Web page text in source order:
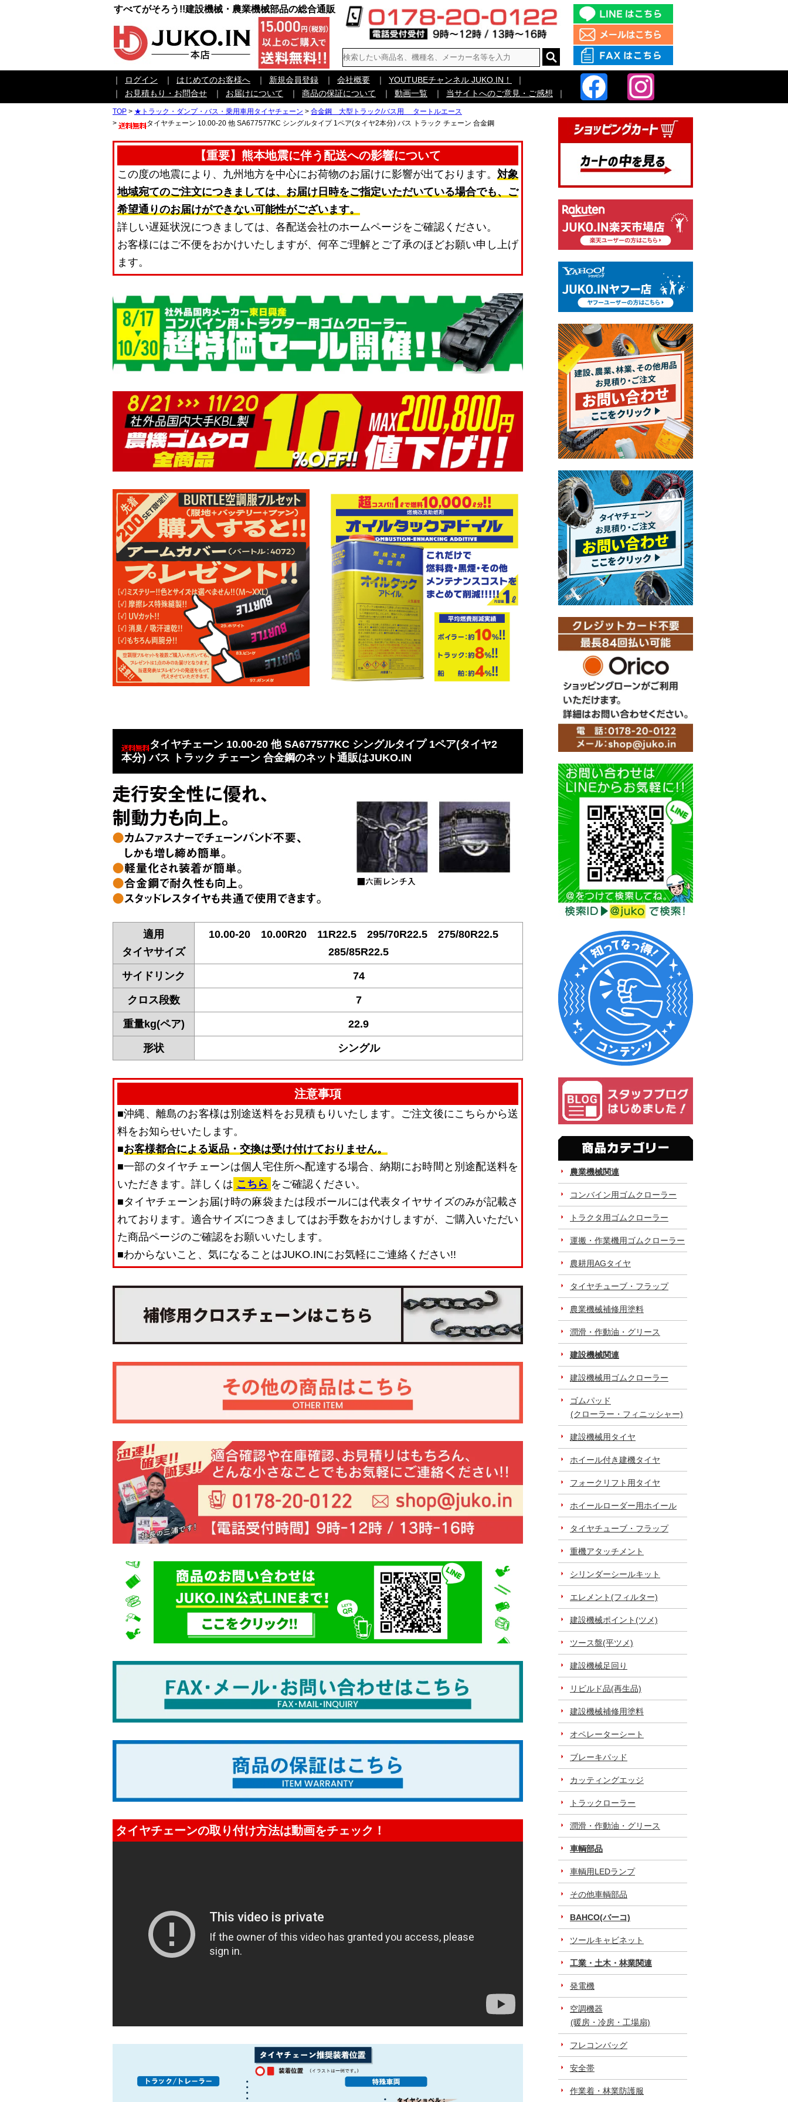
すべてがそろう!!建設機械・農業機械部品の総合通販
｜ ログイン ｜ はじめてのお客様へ ｜ 新規会員登録 ｜ 会社概要 ｜ YOUTUBEチャンネル JUKO.IN！
｜
｜
お見積もり・お問合せ ｜ お届けについて ｜ 商品の保証について ｜ 動画一覧 ｜ 当サイトへのご意見・ご感想 ｜
TOP > ★トラック・ダンプ・バス・乗用車用タイヤチェーン > 合金鋼 大型トラック/バス用 タートルエース
>
タイヤチェーン 10.00-20 他 SA677577KC シングルタイプ 1ペア(タイヤ2本分) バス トラック チェーン 合金鋼
【重要】熊本地震に伴う配送への影響について
この度の地震により、九州地方を中心にお荷物のお届けに影響が出ております。 対象
地域宛てのご注文につきましては、お届け日時をご指定いただいている場合でも、ご
希望通りのお届けができない可能性がございます。
詳しい遅延状況につきましては、各配送会社のホームページをご確認ください。
お客様にはご不便をおかけいたしますが、何卒ご理解とご了承のほどお願い申し上げ
ます。
タイヤチェーン 10.00-20 他 SA677577KC シングルタイプ 1ペア(タイヤ2
本分) バス トラック チェーン 合金鋼のネット通販はJUKO.IN
適用
タイヤサイズ
10.00-20 10.00R20 11R22.5 295/70R22.5 275/80R22.5
285/85R22.5
サイドリンク 74
クロス段数 7
重量kg(ペア) 22.9
形状 シングル
注意事項
■沖縄、離島のお客様は別途送料をお見積もりいたします。ご注文後にこちらから送
料をお知らせいたします。
■お客様都合による返品・交換は受け付けておりません。
■一部のタイヤチェーンは個人宅住所へ配達する場合、納期にお時間と別途配送料を
いただきます。詳しくは こちら をご確認ください。
■タイヤチェーンお届け時の麻袋または段ボールには代表タイヤサイズのみが記載さ
れております。適合サイズにつきましてはお手数をおかけしますが、ご購入いただい
た商品ページのご確認をお願いいたします。
■わからないこと、気になることはJUKO.INにお気軽にご連絡ください!!
タイヤチェーンの取り付け方法は動画をチェック！
農業機械関連
コンバイン用ゴムクローラー
トラクタ用ゴムクローラー
運搬・作業機用ゴムクローラー
農耕用AGタイヤ
タイヤチューブ・フラップ
農業機械補修用塗料
潤滑・作動油・グリース
建設機械関連
建設機械用ゴムクローラー
ゴムパッド
(クローラー・フィニッシャー)
建設機械用タイヤ
ホイール付き建機タイヤ
フォークリフト用タイヤ
ホイールローダー用ホイール
タイヤチューブ・フラップ
重機アタッチメント
シリンダーシールキット
エレメント(フィルター)
建設機械ポイント(ツメ)
ツース盤(平ツメ)
建設機械足回り
リビルド品(再生品)
建設機械補修用塗料
オペレーターシート
ブレーキパッド
カッティングエッジ
トラックローラー
潤滑・作動油・グリース
車輌部品
車輌用LEDランプ
その他車輌部品
BAHCO(バーコ)
ツールキャビネット
工業・土木・林業関連
発電機
空調機器
(暖房・冷房・工場扇)
フレコンバッグ
安全帯
作業着・林業防護服